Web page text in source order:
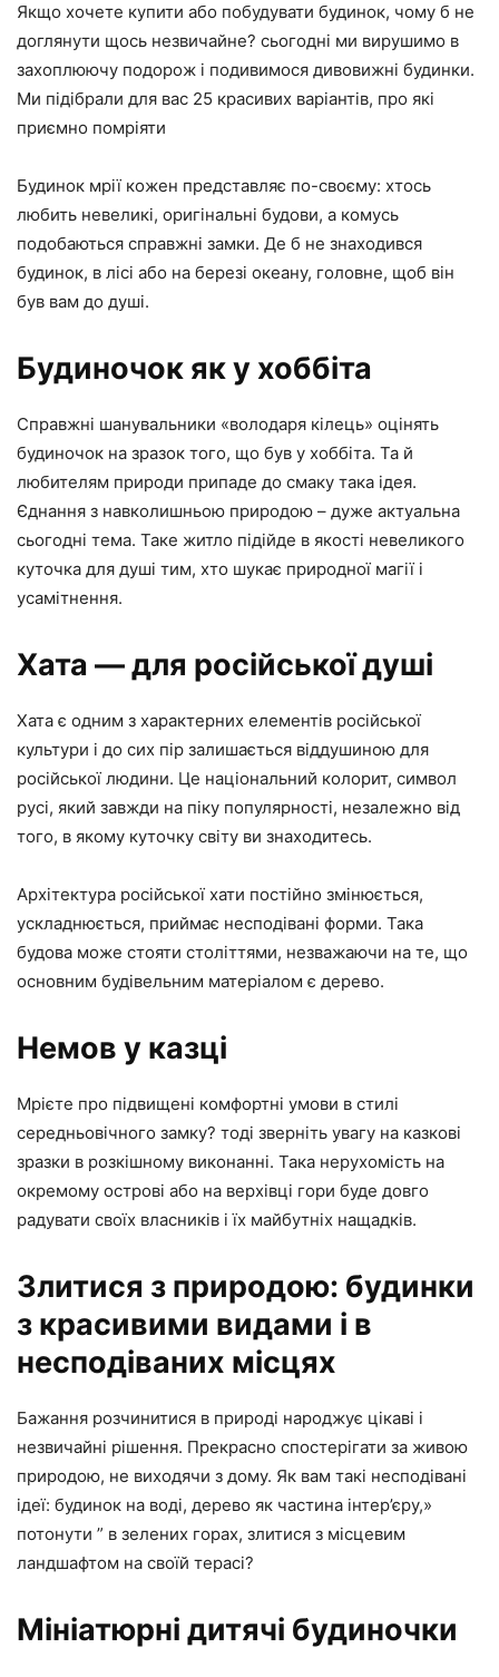
Якщо хочете купити або побудувати будинок, чому б не
доглянути щось незвичайне? сьогодні ми вирушимо в
захоплюючу подорож і подивимося дивовижні будинки.
Ми підібрали для вас 25 красивих варіантів, про які
приємно помріяти
Будинок мрії кожен представляє по-своєму: хтось
любить невеликі, оригінальні будови, а комусь
подобаються справжні замки. Де б не знаходився
будинок, в лісі або на березі океану, головне, щоб він
був вам до душі.
Будиночок як у хоббіта
Справжні шанувальники «володаря кілець» оцінять
будиночок на зразок того, що був у хоббіта. Та й
любителям природи припаде до смаку така ідея.
Єднання з навколишньою природою – дуже актуальна
сьогодні тема. Таке житло підійде в якості невеликого
куточка для душі тим, хто шукає природної магії і
усамітнення.
Хата — для російської душі
Хата є одним з характерних елементів російської
культури і до сих пір залишається віддушиною для
російської людини. Це національний колорит, символ
русі, який завжди на піку популярності, незалежно від
того, в якому куточку світу ви знаходитесь.
Архітектура російської хати постійно змінюється,
ускладнюється, приймає несподівані форми. Така
будова може стояти століттями, незважаючи на те, що
основним будівельним матеріалом є дерево.
Немов у казці
Мрієте про підвищені комфортні умови в стилі
середньовічного замку? тоді зверніть увагу на казкові
зразки в розкішному виконанні. Така нерухомість на
окремому острові або на верхівці гори буде довго
радувати своїх власників і їх майбутніх нащадків.
Злитися з природою: будинки
з красивими видами і в
несподіваних місцях
Бажання розчинитися в природі народжує цікаві і
незвичайні рішення. Прекрасно спостерігати за живою
природою, не виходячи з дому. Як вам такі несподівані
ідеї: будинок на воді, дерево як частина інтер’єру,»
потонути ” в зелених горах, злитися з місцевим
ландшафтом на своїй терасі?
Мініатюрні дитячі будиночки